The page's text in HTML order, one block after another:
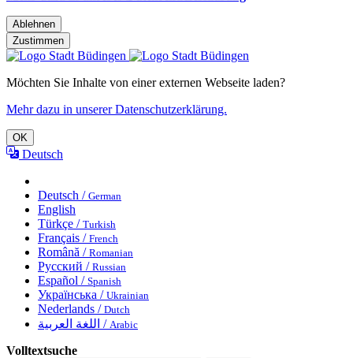
Ablehnen
Zustimmen
Möchten Sie Inhalte von einer externen Webseite laden?
Mehr dazu in unserer Datenschutzerklärung.
OK
Deutsch
Deutsch / German
English
Türkçe / Turkish
Français / French
Română / Romanian
Русский / Russian
Español / Spanish
Українська / Ukrainian
Nederlands / Dutch
اللغة العربية / Arabic
Volltextsuche